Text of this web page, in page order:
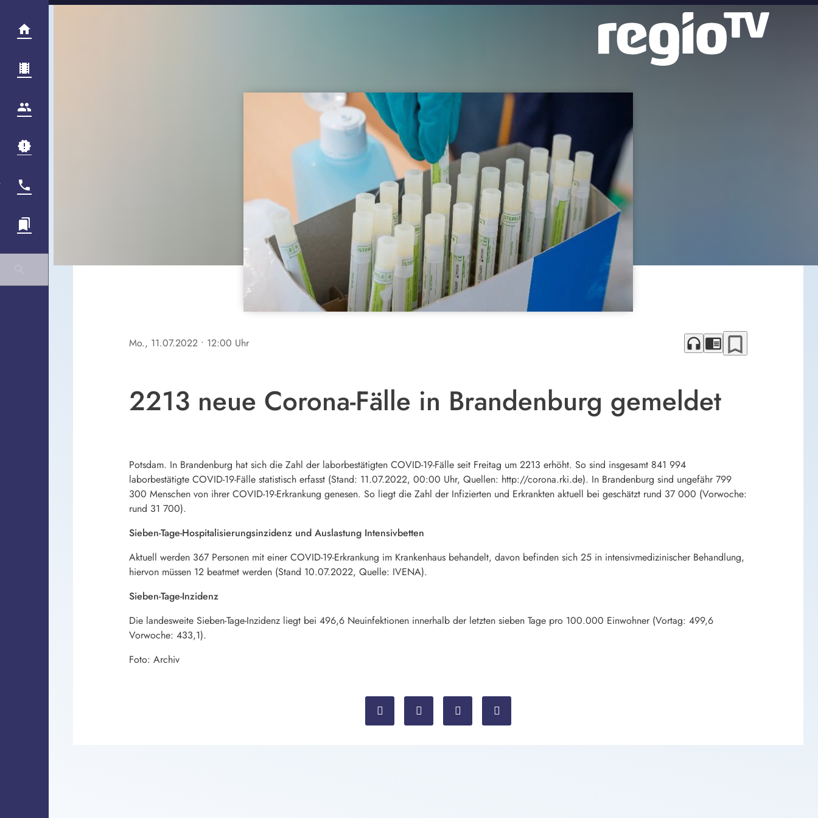
Mo., 11.07.2022 • 12:00 Uhr headphones chrome_reader_mode bookmark_border
2213 neue Corona-Fälle in Brandenburg gemeldet
Potsdam. In Brandenburg hat sich die Zahl der laborbestätigten COVID-19-Fälle seit Freitag um 2213 erhöht. So sind insgesamt 841 994
laborbestätigte COVID-19-Fälle statistisch erfasst (Stand: 11.07.2022, 00:00 Uhr, Quellen: http://corona.rki.de). In Brandenburg sind ungefähr 799
300 Menschen von ihrer COVID-19-Erkrankung genesen. So liegt die Zahl der Infizierten und Erkrankten aktuell bei geschätzt rund 37 000 (Vorwoche:
rund 31 700).
Sieben-Tage-Hospitalisierungsinzidenz und Auslastung Intensivbetten
Aktuell werden 367 Personen mit einer COVID-19-Erkrankung im Krankenhaus behandelt, davon befinden sich 25 in intensivmedizinischer Behandlung,
hiervon müssen 12 beatmet werden (Stand 10.07.2022, Quelle: IVENA).
Sieben-Tage-Inzidenz
Die landesweite Sieben-Tage-Inzidenz liegt bei 496,6 Neuinfektionen innerhalb der letzten sieben Tage pro 100.000 Einwohner (Vortag: 499,6
Vorwoche: 433,1).
Foto: Archiv